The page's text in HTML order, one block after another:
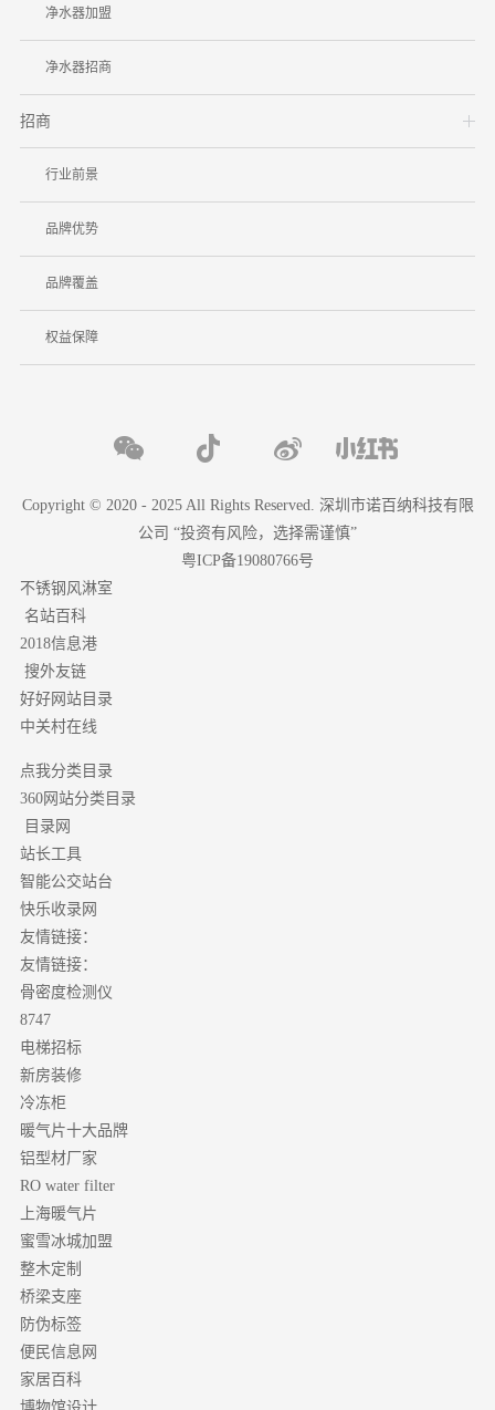
净水器加盟
净水器招商
招商
行业前景
品牌优势
品牌覆盖
权益保障
Copyright © 2020 - 2025 All Rights Reserved. 深圳市诺百纳科技有限
公司 “投资有风险，选择需谨慎”
粤ICP备19080766号
不锈钢风淋室
名站百科
2018信息港
搜外友链
好好网站目录
中关村在线
点我分类目录
360网站分类目录
目录网
站长工具
智能公交站台
快乐收录网
友情链接：
友情链接：
骨密度检测仪
8747
电梯招标
新房装修
冷冻柜
暖气片十大品牌
铝型材厂家
RO water filter
上海暖气片
蜜雪冰城加盟
整木定制
桥梁支座
防伪标签
便民信息网
家居百科